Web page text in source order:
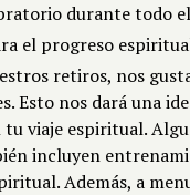
durante todo
el progreso
retiros, nos
Esto nos dará una
tu viaje espiritual.
incluyen
Además, a